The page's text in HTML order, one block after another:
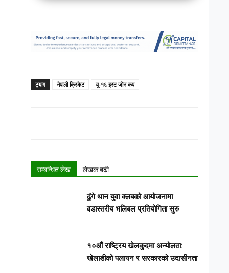
ट्याग नेपाली क्रिकेट यू-१६ इस्ट जोन कप
सम्बन्धित लेख लेखक बढी
ढुंगे थान युवा क्लबको आयोजनामा
वडास्तरीय भलिबल प्रतियोगिता सुरु
१०औं राष्ट्रिय खेलकुदमा अन्योलता:
खेलाडीको पलायन र सरकारको उदासीनता